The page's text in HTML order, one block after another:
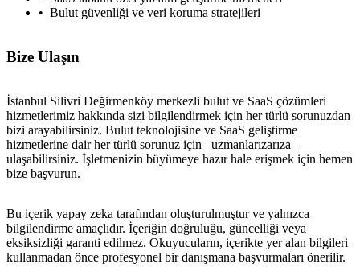
Bulut güvenliği ve veri koruma stratejileri
Bize Ulaşın
İstanbul Silivri Değirmenköy merkezli bulut ve SaaS çözümleri
hizmetlerimiz hakkında sizi bilgilendirmek için her türlü sorunuzdan
bizi arayabilirsiniz. Bulut teknolojisine ve SaaS geliştirme
hizmetlerine dair her türlü sorunuz için _uzmanlarızarıza_
ulaşabilirsiniz. İşletmenizin büyümeye hazır hale erişmek için hemen
bize başvurun.
Bu içerik yapay zeka tarafından oluşturulmuştur ve yalnızca
bilgilendirme amaçlıdır. İçeriğin doğruluğu, güncelliği veya
eksiksizliği garanti edilmez. Okuyucuların, içerikte yer alan bilgileri
kullanmadan önce profesyonel bir danışmana başvurmaları önerilir.